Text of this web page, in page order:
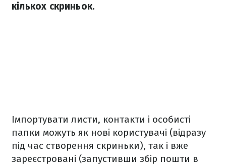
кількох скриньок.
Імпортувати листи, контакти і особисті
папки можуть як нові користувачі (відразу
під час створення скриньки), так і вже
зареєстровані (запустивши збір пошти в